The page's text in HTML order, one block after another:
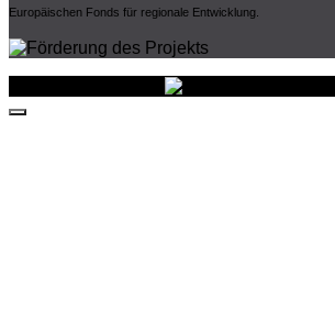
Europäischen Fonds für regionale Entwicklung.